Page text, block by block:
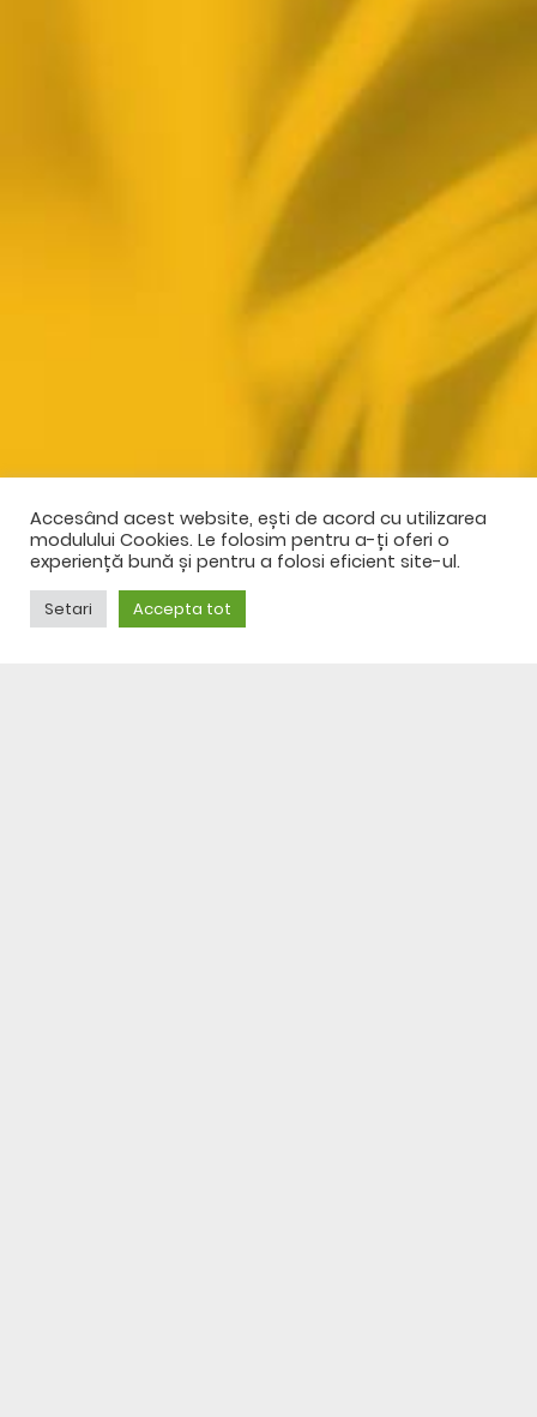
AI NEVOIE DE AJUTOR?
NU EZITA SĂ NE
CONTACTEZI
Accesând acest website, ești de acord cu utilizarea
modulului Cookies. Le folosim pentru a-ți oferi o
experiență bună și pentru a folosi eficient site-ul.
Setari Accepta tot